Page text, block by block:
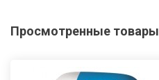
Просмотренные товары